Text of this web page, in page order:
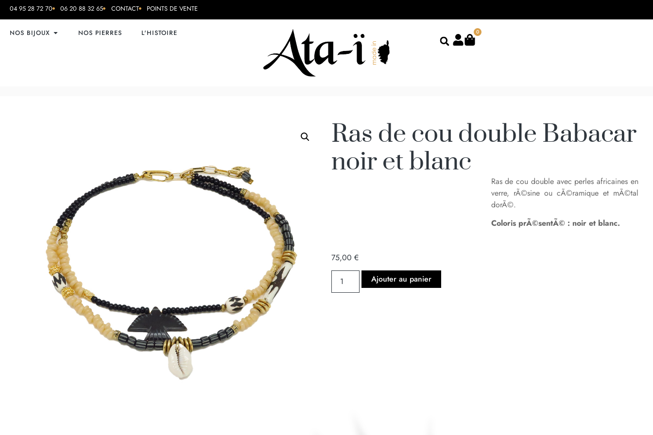
04 95 28 72 70 06 20 88 32 65 CONTACT POINTS DE VENTE
NOS BIJOUX NOS PIERRES L'HISTOIRE 0
Ras de cou double Babacar
noir et blanc
Ras de cou double avec perles africaines en
verre, rÃ©sine ou cÃ©ramique et mÃ©tal
dorÃ©.
Coloris prÃ©sentÃ© : noir et blanc.
75,00 €
Ajouter au panier